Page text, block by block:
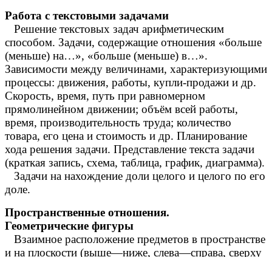
Работа с текстовыми задачами
Решение текстовых задач арифметическим
способом. Задачи, содержащие отношения «больше
(меньше) на…», «больше (меньше) в…».
Зависимости между величинами, характеризующими
процессы: движения, работы, купли-продажи и др.
Скорость, время, путь при равномерном
прямолинейном движении; объём всей работы,
время, производительность труда; количество
товара, его цена и стоимость и др. Планирование
хода решения задачи. Представление текста задачи
(краткая запись, схема, таблица, график, диаграмма).
Задачи на нахождение доли целого и целого по его
доле.
Пространственные отношения.
Геометрические фигуры
Взаимное расположение предметов в пространстве
и на плоскости (выше—ниже, слева—справа, сверху